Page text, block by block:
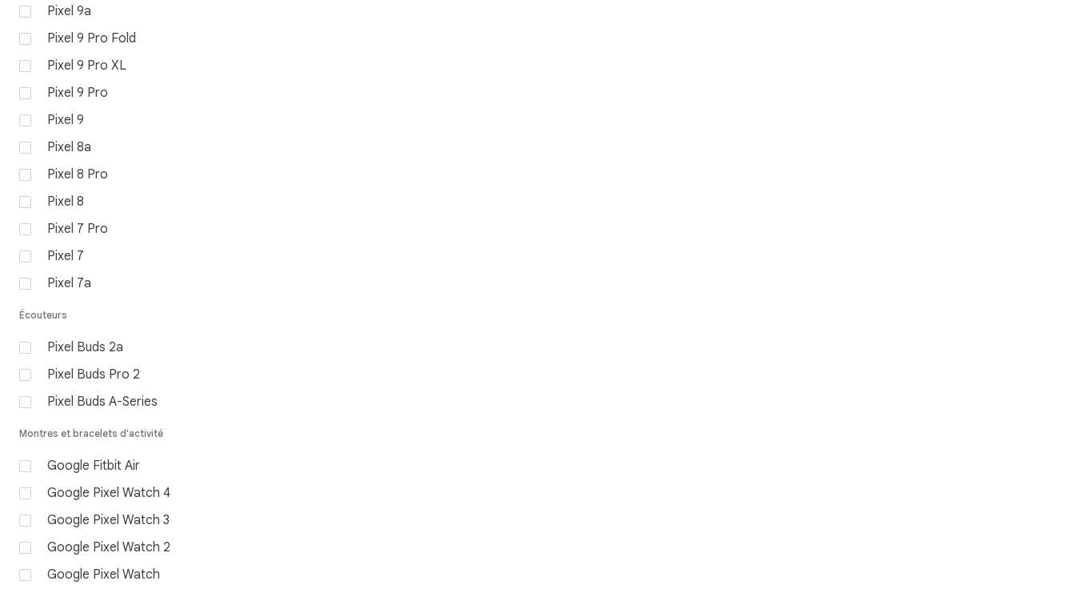
Pixel 9a
Pixel 9 Pro Fold
Pixel 9 Pro XL
Pixel 9 Pro
Pixel 9
Pixel 8a
Pixel 8 Pro
Pixel 8
Pixel 7 Pro
Pixel 7
Pixel 7a
Écouteurs
Pixel Buds 2a
Pixel Buds Pro 2
Pixel Buds A-Series
Montres et bracelets d'activité
Google Fitbit Air
Google Pixel Watch 4
Google Pixel Watch 3
Google Pixel Watch 2
Google Pixel Watch